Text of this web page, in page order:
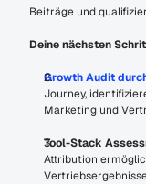
Beiträge und
Deine nächsten
Growth Audit
Journey,
Marketing und
Tool-Stack
Attribution